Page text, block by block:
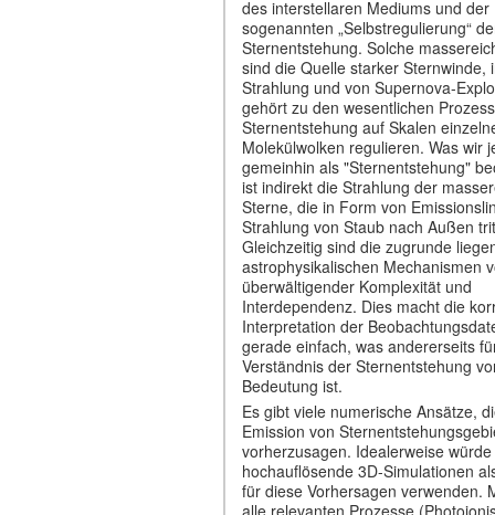
des interstellaren Mediums und der
sogenannten „Selbstregulierung“
Sternentstehung. Solche
sind die Quelle starker Sternwinde,
Strahlung und von Supernova-
gehört zu den wesentlichen
Sternentstehung auf Skalen
Molekülwolken regulieren. Was wir
gemeinhin als "Sternentstehung"
ist indirekt die Strahlung der
Sterne, die in Form von
Strahlung von Staub nach Außen
Gleichzeitig sind die zugrunde
astrophysikalischen Mechanismen
überwältigender Komplexität und
Interdependenz. Dies macht die
Interpretation der
gerade einfach, was andererseits
Verständnis der Sternentstehung
Bedeutung ist.
Es gibt viele numerische Ansätze,
Emission von
vorherzusagen. Idealerweise
hochauflösende 3D-Simulationen
für diese Vorhersagen verwenden.
alle relevanten Prozesse